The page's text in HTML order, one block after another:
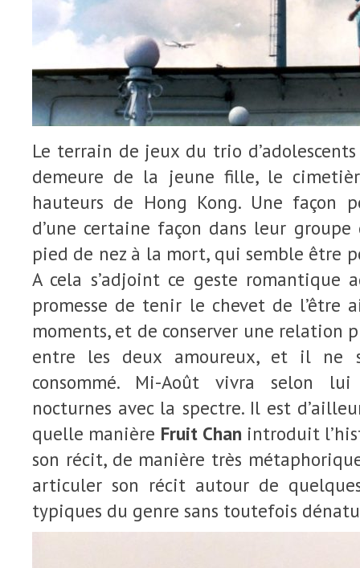
Le terrain de jeux du trio
demeure de la jeune fille, le
hauteurs de Hong Kong. Une façon
d’une certaine façon dans leur
pied de nez à la mort, qui semble être
A cela s’adjoint ce geste romantique
promesse de tenir le chevet de l’être
moments, et de conserver une relation
entre les deux amoureux, et il ne
consommé. Mi-Août vivra selon
nocturnes avec la spectre. Il est
quelle manière Fruit Chan introduit
son récit, de manière très
articuler son récit autour de
typiques du genre sans toutefois